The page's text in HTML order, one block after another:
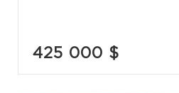
425 000 $